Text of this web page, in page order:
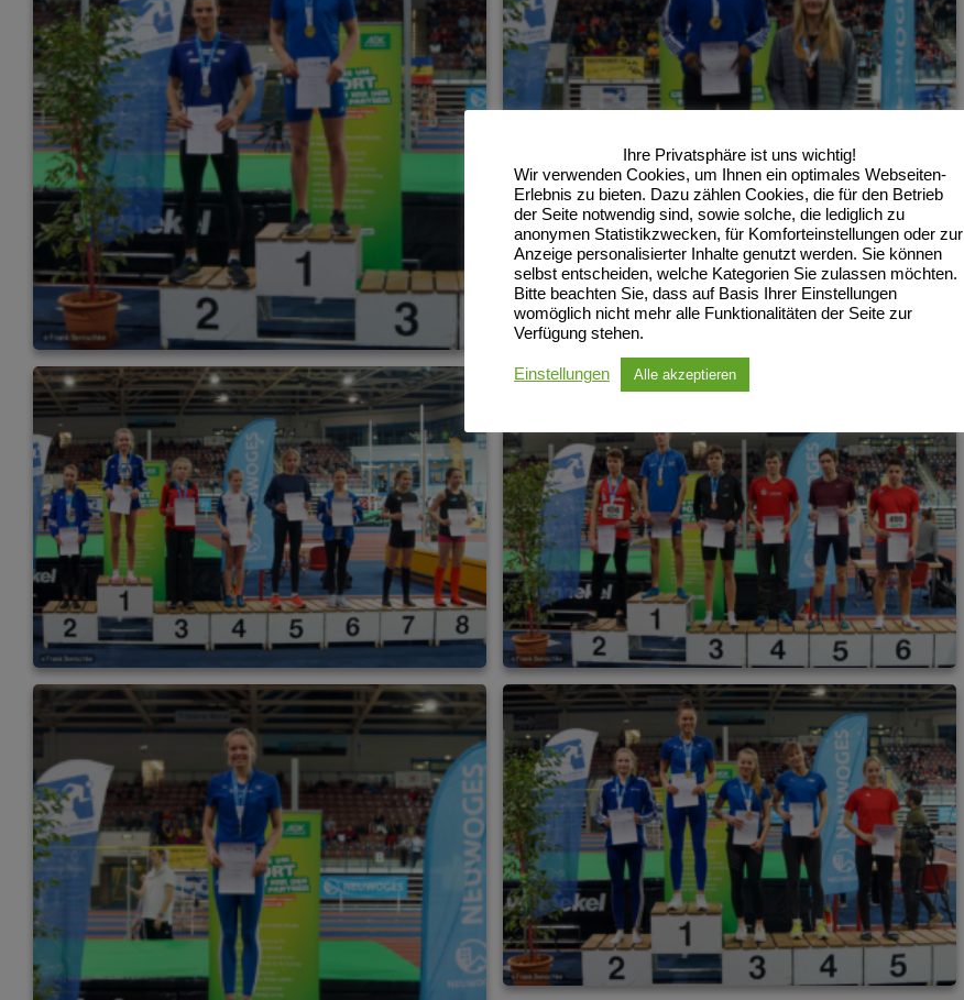
Ihre Privatsphäre ist uns wichtig!
Wir verwenden Cookies, um Ihnen ein optimales Webseiten-
Erlebnis zu bieten. Dazu zählen Cookies, die für den Betrieb
der Seite notwendig sind, sowie solche, die lediglich zu
anonymen Statistikzwecken, für Komforteinstellungen oder zur
Anzeige personalisierter Inhalte genutzt werden. Sie können
selbst entscheiden, welche Kategorien Sie zulassen möchten.
Bitte beachten Sie, dass auf Basis Ihrer Einstellungen
womöglich nicht mehr alle Funktionalitäten der Seite zur
Verfügung stehen.
Einstellungen Alle akzeptieren